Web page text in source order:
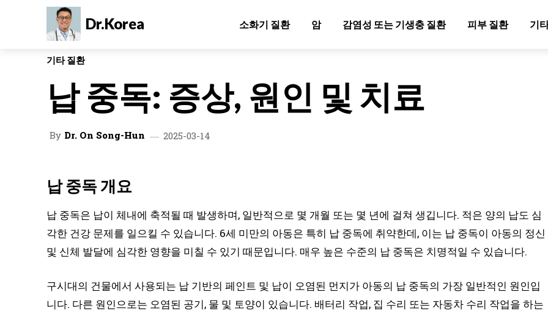
Dr.Korea 소화기 질환 암 감염성 또는 기생충 질환 피부 질환 기
기타 질환
납 중독: 증상, 원인 및 치료
By Dr. On Song-Hun 2025-03-14
납 중독 개요
납 중독은 납이 체내에 축적될 때 발생하며, 일반적으로 몇 개월 또는 몇 년에 걸쳐 생깁니다. 적은 양의 납도 심
각한 건강 문제를 일으킬 수 있습니다. 6세 미만의 아동은 특히 납 중독에 취약한데, 이는 납 중독이 아동의 정신
및 신체 발달에 심각한 영향을 미칠 수 있기 때문입니다. 매우 높은 수준의 납 중독은 치명적일 수 있습니다.
구시대의 건물에서 사용되는 납 기반의 페인트 및 납이 오염된 먼지가 아동의 납 중독의 가장 일반적인 원인입
니다. 다른 원인으로는 오염된 공기, 물 및 토양이 있습니다. 배터리 작업, 집 수리 또는 자동차 수리 작업을 하는